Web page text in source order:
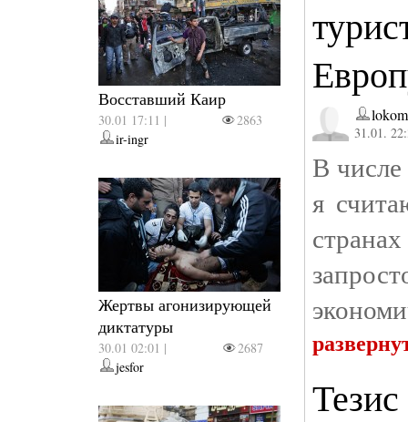
Восставший Каир
30.01 17:11 |
2863
ir-ingr
Жертвы агонизирующей
диктатуры
30.01 02:01 |
2687
jesfor
31.01.
В
я
Тезис